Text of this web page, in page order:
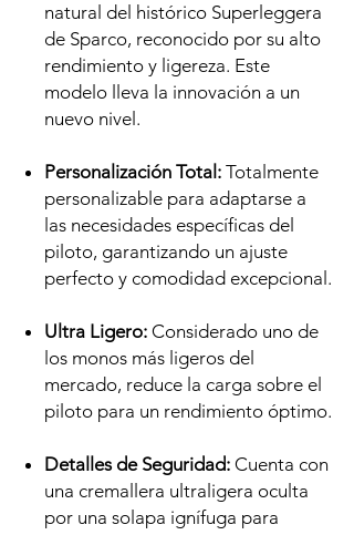
natural del histórico Superleggera
de Sparco, reconocido por su alto
rendimiento y ligereza. Este
modelo lleva la innovación a un
nuevo nivel.
Personalización Total: Totalmente
personalizable para adaptarse a
las necesidades específicas del
piloto, garantizando un ajuste
perfecto y comodidad excepcional.
Ultra Ligero: Considerado uno de
los monos más ligeros del
mercado, reduce la carga sobre el
piloto para un rendimiento óptimo.
Detalles de Seguridad: Cuenta con
una cremallera ultraligera oculta
por una solapa ignífuga para